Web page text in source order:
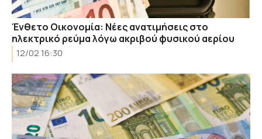
Ένθετο Οικονομία: Νέες ανατιμήσεις στο
ηλεκτρικό ρεύμα λόγω ακριβού φυσικού αερίου
12/02 16:30